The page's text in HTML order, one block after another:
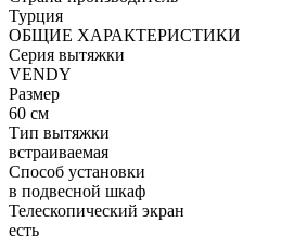
Турция
ОБЩИЕ ХАРАКТЕРИСТИКИ
Серия вытяжки
VENDY
Размер
60 см
Тип вытяжки
встраиваемая
Способ установки
в подвесной шкаф
Телескопический экран
есть